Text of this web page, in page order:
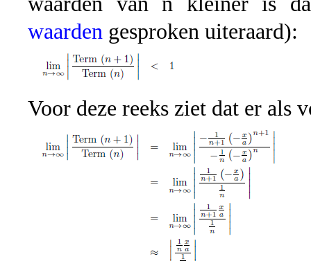
waarden gesproken uiteraard):
Voor deze reeks ziet dat er als